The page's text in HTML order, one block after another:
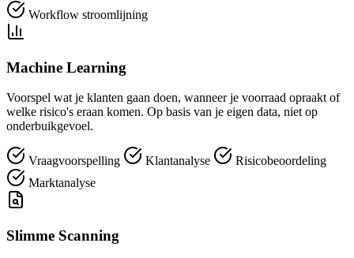
Workflow stroomlijning
Machine Learning
Voorspel wat je klanten gaan doen, wanneer je voorraad opraakt of
welke risico's eraan komen. Op basis van je eigen data, niet op
onderbuikgevoel.
Vraagvoorspelling Klantanalyse
Risicobeoordeling
Marktanalyse
Slimme Scanning